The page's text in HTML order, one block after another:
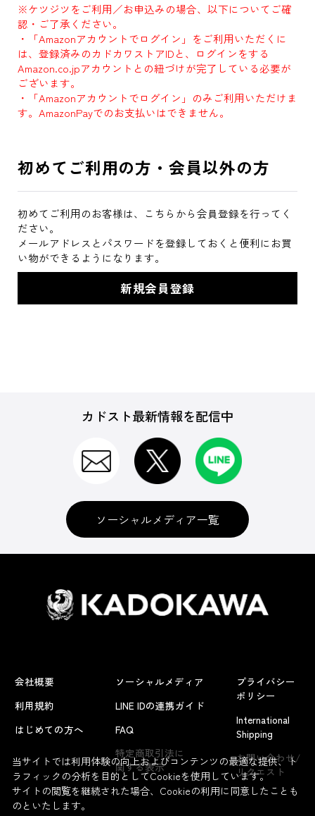
※ケツジツをご利用／お申込みの場合、以下についてご確
認・ご了承ください。
・「Amazonアカウントでログイン」をご利用いただくに
は、登録済みのカドカワストアIDと、ログインをする
Amazon.co.jpアカウントとの紐づけが完了している必要が
ございます。
・「Amazonアカウントでログイン」のみご利用いただけま
す。AmazonPayでのお支払いはできません。
初めてご利用の方・会員以外の方
初めてご利用のお客様は、こちらから会員登録を行ってく
ださい。
メールアドレスとパスワードを登録しておくと便利にお買
い物ができるようになります。
カドスト最新情報を配信中
ソーシャルメディア一覧
会社概要
利用規約
はじめての方へ
ソーシャルメディア
LINE IDの連携ガイド
FAQ
特定商取引法に
関する表示
プライバシー
ポリシー
International
Shipping
お問い合わせ/
リクエスト
当サイトでは利用体験の向上およびコンテンツの最適な提供、ト
ラフィックの分析を目的としてCookieを使用しています。
サイトの閲覧を継続された場合、Cookieの利用に同意したことも
のといたします。